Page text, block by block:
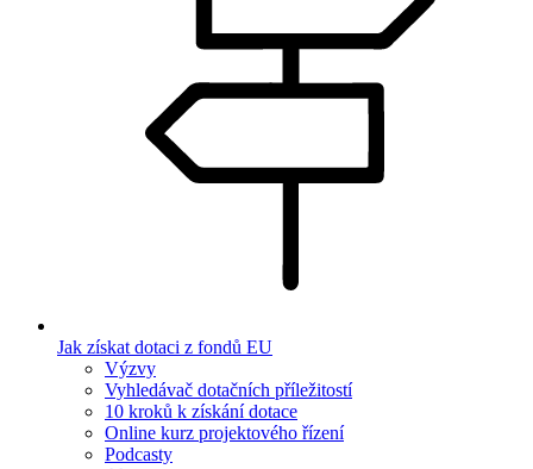
Jak získat dotaci z fondů EU
Výzvy
Vyhledávač dotačních příležitostí
10 kroků k získání dotace
Online kurz projektového řízení
Podcasty